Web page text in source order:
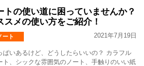
トの使い道に困っていませんか？
スメの使い方をご紹介！
ート 2021年7月19日
ぱいあるけど、どうしたらいいの？ カラフル
ト、シックな雰囲気のノート、手触りのいい紙